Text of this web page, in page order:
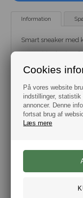
Cookies
På vores website
indstillinger, statistik
annoncer. Denne
fortsat brug af
Læs mere
Information
Smart sneaker med
Mærke:Les
Farve: Hvid
Materiale: